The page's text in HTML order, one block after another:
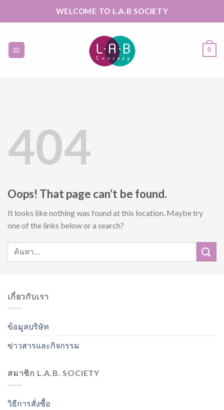
WELCOME TO L.A.B SOCIETY
0
404
Oops! That page can’t be found.
It looks like nothing was found at this location. Maybe try
one of the links below or a search?
เกี่ยวกับเรา
ข้อมูลบริษัท
ข่าวสารและกิจกรรม
สมาชิก L.A.B. SOCIETY
วิธีการสั่งซื้อ